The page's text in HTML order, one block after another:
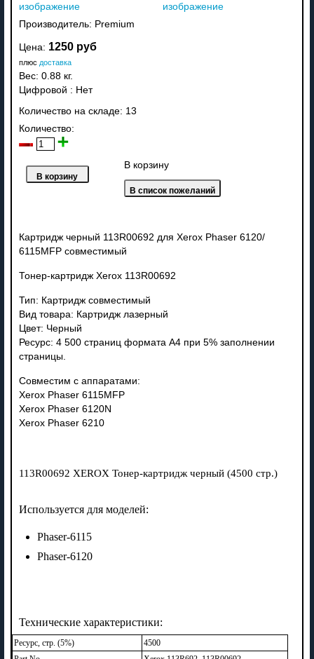
изображение
изображение
Производитель: Premium
Цена: 1250 руб
плюс доставка
Вес: 0.88 кг.
Цифровой : Нет
Количество на складе: 13
Количество:
В корзину
Картридж черный 113R00692 для Xerox Phaser 6120/
6115MFP совместимый
Тонер-картридж Xerox 113R00692
Тип: Картридж совместимый
Вид товара: Картридж лазерный
Цвет: Черный
Ресурс: 4 500 страниц формата А4 при 5% заполнении
страницы.
Совместим с аппаратами:
Xerox Phaser 6115MFP
Xerox Phaser 6120N
Xerox Phaser 6210
113R00692 XEROX Тонер-картридж черный (4500 стр.)
Используется для моделей:
Phaser-6115
Phaser-6120
Технические характеристики:
Ресурс, стр. (5%)
4500